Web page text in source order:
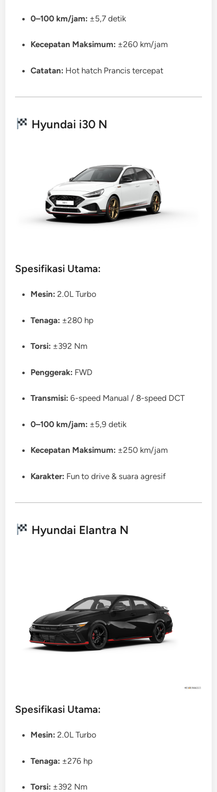
0–100 km/jam: ±5,7 detik
Kecepatan Maksimum: ±260 km/jam
Catatan: Hot hatch Prancis tercepat
Hyundai i30 N
Spesifikasi Utama:
Mesin: 2.0L Turbo
Tenaga: ±280 hp
Torsi: ±392 Nm
Penggerak: FWD
Transmisi: 6-speed Manual / 8-speed DCT
0–100 km/jam: ±5,9 detik
Kecepatan Maksimum: ±250 km/jam
Karakter: Fun to drive & suara agresif
Hyundai Elantra N
Spesifikasi Utama:
Mesin: 2.0L Turbo
Tenaga: ±276 hp
Torsi: ±392 Nm